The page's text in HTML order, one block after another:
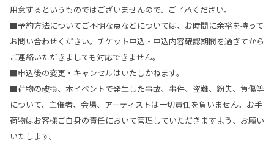
用意するというものではございませんので、ご了承ください。
■予約方法についてご不明な点などについては、お時間に余裕を持って
お問い合わせください。チケット申込・申込内容確認期間を過ぎてから
ご連絡いただきましても対応できません。
■申込後の変更・キャンセルはいたしかねます。
■荷物の破損、本イベントで発生した事故、事件、盗難、紛失、負傷等
について、主催者、会場、アーティストは一切責任を負いません。お手
荷物はお客様ご自身の責任において管理していただきますよう、お願い
いたします。